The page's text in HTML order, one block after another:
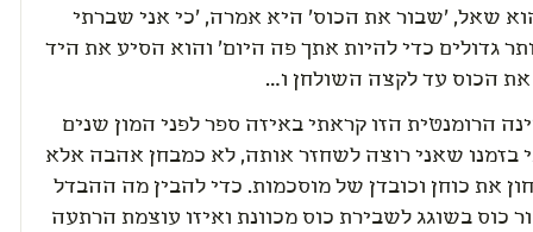
שאל, 'שבור את הכוס' היא אמרה, 'כי אני שברתי
גדולים כדי להיות אתך פה היום' והוא הסיע את היד
הכוס עד לקצה השולחן ו…
הרומנטית הזו קראתי באיזה ספר לפני המון שנים
בזמנו שאני רוצה לשחזר אותה, לא כמבחן אהבה אלא
את כוחן וכובדן של מוסכמות. כדי להבין מה ההבדל
כוס בשוגג לשבירת כוס מכוונת ואיזו עוצמת הרתעה